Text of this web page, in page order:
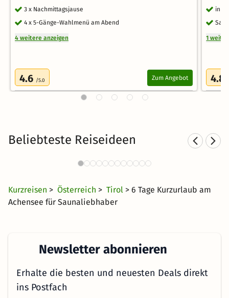
3 x Nachmittagsjause
4 x 5-Gänge-Wahlmenü am Abend
4 weitere anzeigen
4.6 /5.0 Zum Angebot
inkl.
1
4.8
Beliebteste Reiseideen
Sporthotels in Tirol
1390 Angebote
Kurzreisen > Österreich > Tirol > 6 Tage Kurzurlaub am
Achensee für Saunaliebhaber
Newsletter abonnieren
Erhalte die besten und neuesten Deals direkt
ins Postfach